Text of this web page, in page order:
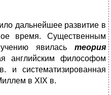
дальнейшее развитие в
время. Существенным
явилась теория
английским философом
и систематизированная
в XIX в.